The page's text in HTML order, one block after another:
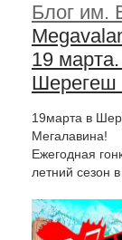
Блог им.
19
Шерегеш
19марта в
Мегалавина!
Ежегодная
летний сезон